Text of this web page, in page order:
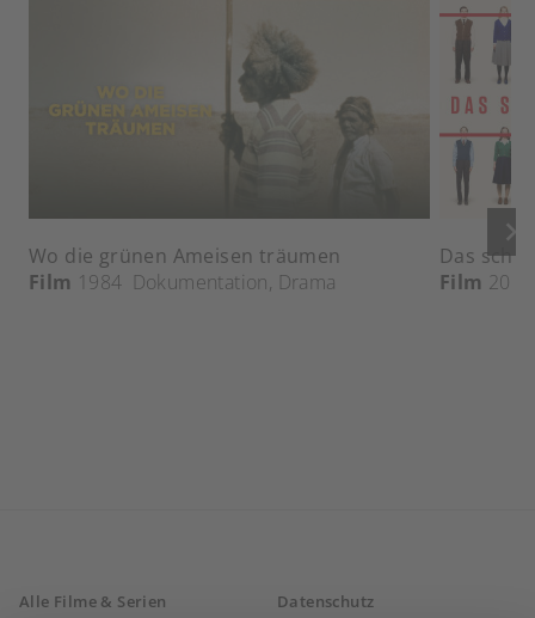
keyboard_arrow_right
Wo die grünen Ameisen träumen
Film 1984 Dokumentation, Drama
Das
Film 2018
Alle Filme & Serien Datenschutz